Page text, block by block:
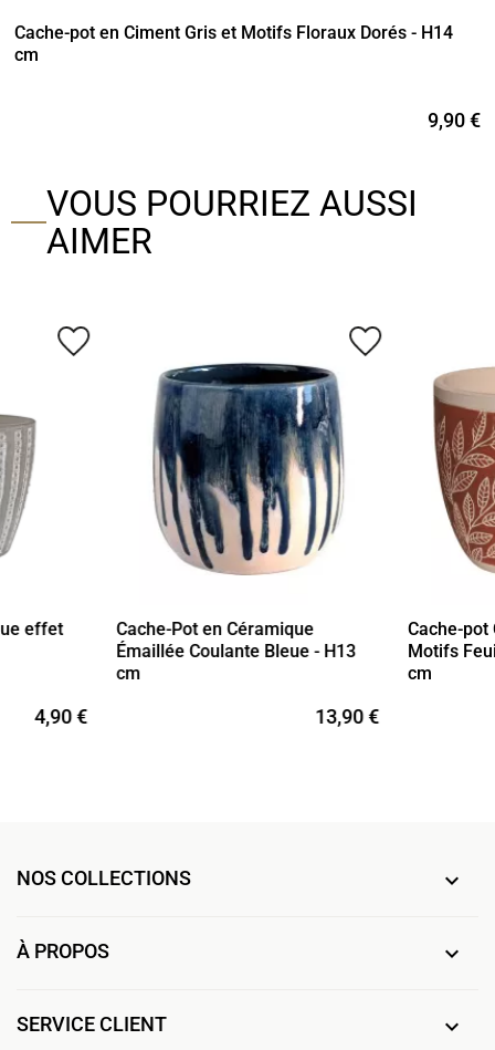
Cache-pot en Ciment Gris et Motifs Floraux Dorés - H14
cm
9,90 €
VOUS POURRIEZ AUSSI
AIMER
effet
4,90 €
favorite_border
Cache-Pot en Céramique
Émaillée Coulante Bleue - H13
cm
13,90 €
favorite_border
Cache-pot
Motifs
cm
NOS COLLECTIONS 
À PROPOS 
SERVICE CLIENT 